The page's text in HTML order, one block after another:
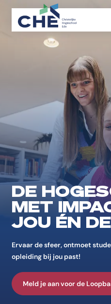
DE
MET
JOU ÉN
Ervaar de sfeer, ontmoet
opleiding bij jou past!
Meld je aan voor de